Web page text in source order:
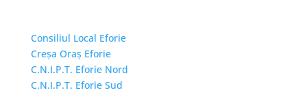
Consiliul Local Eforie
Creșa Oraș Eforie
C.N.I.P.T. Eforie Nord
C.N.I.P.T. Eforie Sud